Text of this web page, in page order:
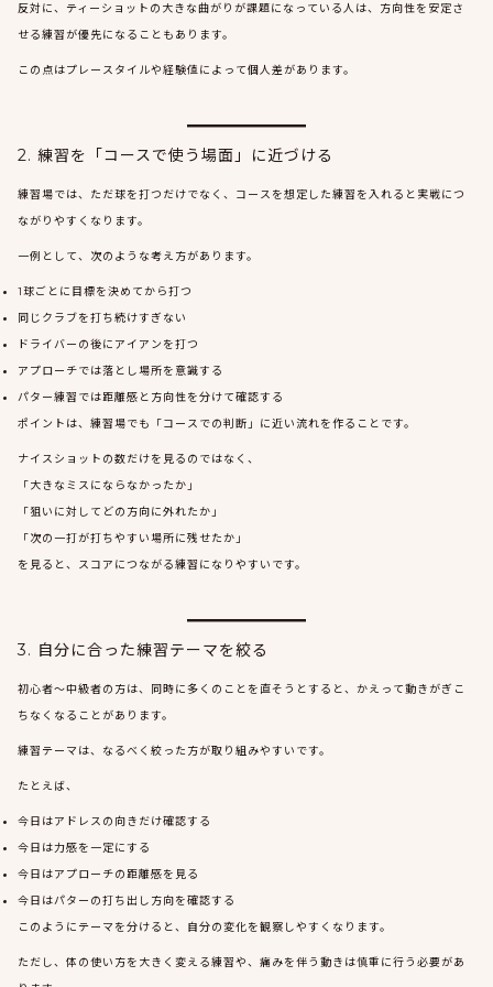
反対に、ティーショットの大きな曲がりが課題になっている人は、方向性を安定さ
せる練習が優先になることもあります。
この点はプレースタイルや経験値によって個人差があります。
2. 練習を「コースで使う場面」に近づける
練習場では、ただ球を打つだけでなく、コースを想定した練習を入れると実戦につ
ながりやすくなります。
一例として、次のような考え方があります。
1球ごとに目標を決めてから打つ
同じクラブを打ち続けすぎない
ドライバーの後にアイアンを打つ
アプローチでは落とし場所を意識する
パター練習では距離感と方向性を分けて確認する
ポイントは、練習場でも「コースでの判断」に近い流れを作ることです。
ナイスショットの数だけを見るのではなく、
「大きなミスにならなかったか」
「狙いに対してどの方向に外れたか」
「次の一打が打ちやすい場所に残せたか」
を見ると、スコアにつながる練習になりやすいです。
3. 自分に合った練習テーマを絞る
初心者〜中級者の方は、同時に多くのことを直そうとすると、かえって動きがぎこ
ちなくなることがあります。
練習テーマは、なるべく絞った方が取り組みやすいです。
たとえば、
今日はアドレスの向きだけ確認する
今日は力感を一定にする
今日はアプローチの距離感を見る
今日はパターの打ち出し方向を確認する
このようにテーマを分けると、自分の変化を観察しやすくなります。
ただし、体の使い方を大きく変える練習や、痛みを伴う動きは慎重に行う必要があ